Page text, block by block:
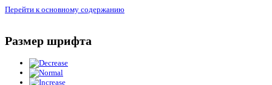
Перейти к основному содержанию
Размер шрифта